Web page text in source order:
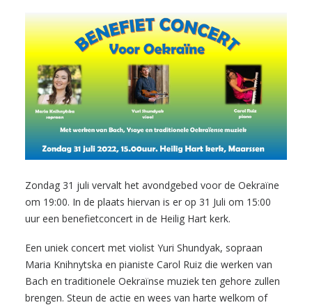
Zondag 31 juli vervalt het avondgebed voor de Oekraïne
om 19:00. In de plaats hiervan is er op 31 Juli om 15:00
uur een benefietconcert in de Heilig Hart kerk.
Een uniek concert met violist Yuri Shundyak, sopraan
Maria Knihnytska en pianiste Carol Ruiz die werken van
Bach en traditionele Oekraïnse muziek ten gehore zullen
brengen. Steun de actie en wees van harte welkom of